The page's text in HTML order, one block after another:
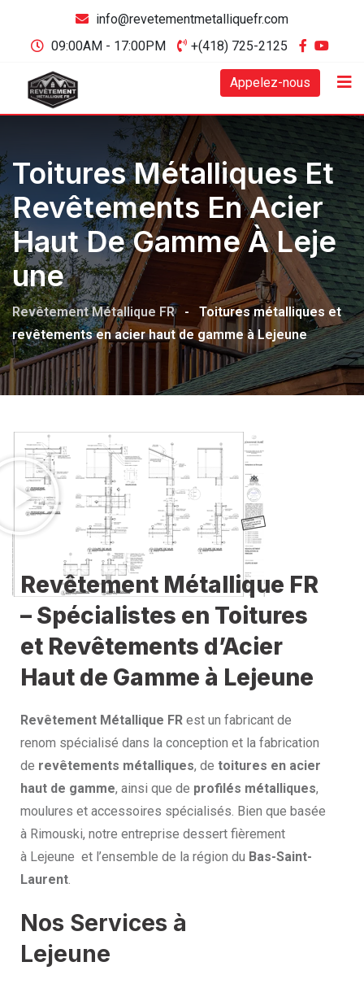
info@revetementmetalliquefr.com
09:00AM - 17:00PM
+(418) 725-2125
Appelez-nous
Toitures Métalliques Et
Revêtements En Acier
Haut De Gamme À Leje
Une
Revêtement Métallique FR -
Toitures métalliques et
revêtements en acier haut de gamme à Lejeune
Revêtement Métallique FR
– Spécialistes en Toitures
et Revêtements d’Acier
Haut de Gamme à Lejeune
Revêtement Métallique FR est un fabricant de
renom spécialisé dans la conception et la fabrication
de revêtements métalliques, de toitures en acier
haut de gamme, ainsi que de profilés métalliques,
moulures et accessoires spécialisés. Bien que basée
à Rimouski, notre entreprise dessert fièrement
à Lejeune et l’ensemble de la région du Bas-Saint-
Laurent.
Nos Services à
Lejeune